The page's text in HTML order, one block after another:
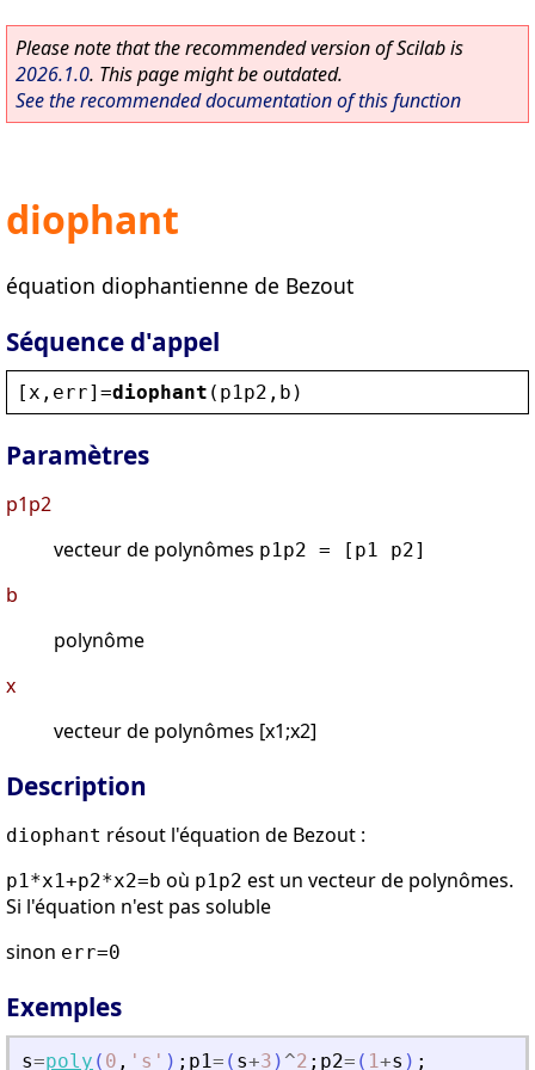
Please note that the recommended version of Scilab is
2026.1.0. This page might be outdated.
See the recommended documentation of this function
diophant
équation diophantienne de Bezout
Séquence d'appel
[ x , err]=diophant ( p1p2 , b )
Paramètres
p1p2
vecteur de polynômes p1p2 = [p1 p2]
b
polynôme
x
vecteur de polynômes [x1;x2]
Description
diophant résout l'équation de Bezout :
p1*x1+p2*x2=b où p1p2 est un vecteur de polynômes.
Si l'équation n'est pas soluble
sinon err=0
Exemples
s=poly ( 0 , ' s ' ) ; p1= ( s+3 ) ^2 ; p2= ( 1+s ) ;